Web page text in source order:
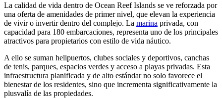
La calidad de vida dentro de Ocean Reef Islands se ve reforzada por
una oferta de amenidades de primer nivel, que elevan la experiencia
de vivir o invertir dentro del complejo. La marina privada, con
capacidad para 180 embarcaciones, representa uno de los principales
atractivos para propietarios con estilo de vida náutico.
A ello se suman helipuertos, clubes sociales y deportivos, canchas
de tenis, parques, espacios verdes y acceso a playas privadas. Esta
infraestructura planificada y de alto estándar no solo favorece el
bienestar de los residentes, sino que incrementa significativamente la
plusvalía de las propiedades.